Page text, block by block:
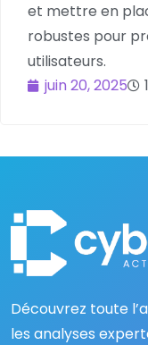
et mettre en
robustes pour
utilisateurs.
juin 20, 2025
Découvrez toute
les analyses